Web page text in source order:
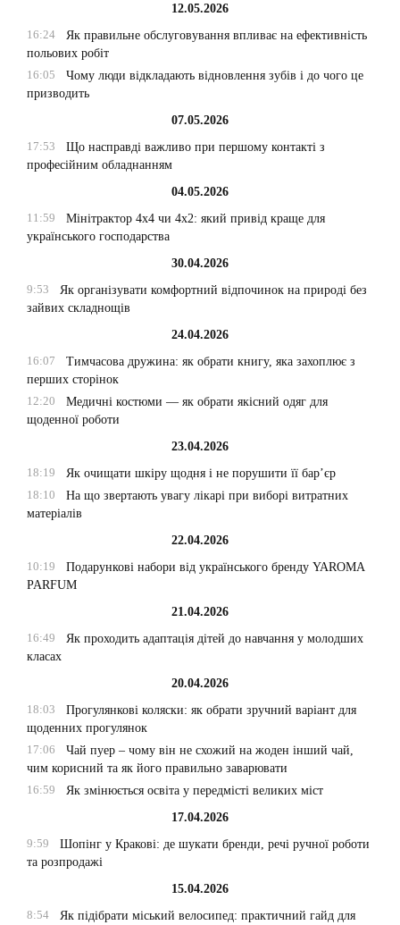
12.05.2026
16:24
Як правильне обслуговування впливає на ефективність
польових робіт
16:05
Чому люди відкладають відновлення зубів і до чого це
призводить
07.05.2026
17:53
Що насправді важливо при першому контакті з
професійним обладнанням
04.05.2026
11:59
Мінітрактор 4х4 чи 4х2: який привід краще для
українського господарства
30.04.2026
9:53
Як організувати комфортний відпочинок на природі без
зайвих складнощів
24.04.2026
16:07
Тимчасова дружина: як обрати книгу, яка захоплює з
перших сторінок
12:20
Медичні костюми — як обрати якісний одяг для
щоденної роботи
23.04.2026
18:19
Як очищати шкіру щодня і не порушити її бар’єр
18:10
На що звертають увагу лікарі при виборі витратних
матеріалів
22.04.2026
10:19
Подарункові набори від українського бренду YAROMA
PARFUM
21.04.2026
16:49
Як проходить адаптація дітей до навчання у молодших
класах
20.04.2026
18:03
Прогулянкові коляски: як обрати зручний варіант для
щоденних прогулянок
17:06
Чай пуер – чому він не схожий на жоден інший чай,
чим корисний та як його правильно заварювати
16:59
Як змінюється освіта у передмісті великих міст
17.04.2026
9:59
Шопінг у Кракові: де шукати бренди, речі ручної роботи
та розпродажі
15.04.2026
8:54
Як підібрати міський велосипед: практичний гайд для